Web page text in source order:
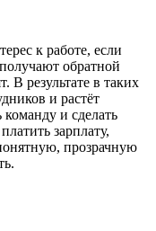
к работе, если
обратной
В результате в таких
и растёт
и сделать
зарплату,
прозрачную